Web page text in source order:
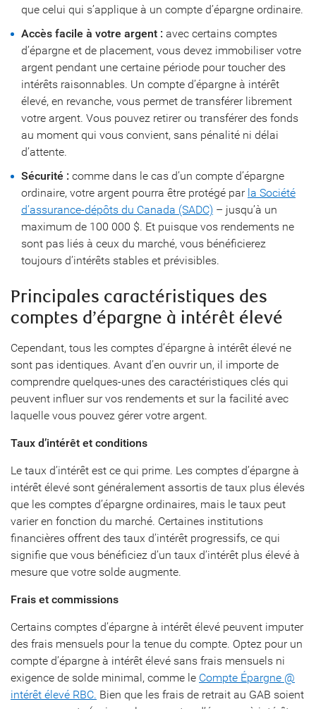
que celui qui s’applique à un compte d’épargne ordinaire.
Accès facile à votre argent : avec certains comptes
d’épargne et de placement, vous devez immobiliser votre
argent pendant une certaine période pour toucher des
intérêts raisonnables. Un compte d’épargne à intérêt
élevé, en revanche, vous permet de transférer librement
votre argent. Vous pouvez retirer ou transférer des fonds
au moment qui vous convient, sans pénalité ni délai
d’attente.
Sécurité : comme dans le cas d’un compte d’épargne
ordinaire, votre argent pourra être protégé par la Société
d’assurance-dépôts du Canada (SADC) – jusqu’à un
maximum de 100 000 $. Et puisque vos rendements ne
sont pas liés à ceux du marché, vous bénéficierez
toujours d’intérêts stables et prévisibles.
Principales caractéristiques des
comptes d’épargne à intérêt élevé
Cependant, tous les comptes d’épargne à intérêt élevé ne
sont pas identiques. Avant d’en ouvrir un, il importe de
comprendre quelques-unes des caractéristiques clés qui
peuvent influer sur vos rendements et sur la facilité avec
laquelle vous pouvez gérer votre argent.
Taux d’intérêt et conditions
Le taux d’intérêt est ce qui prime. Les comptes d’épargne à
intérêt élevé sont généralement assortis de taux plus élevés
que les comptes d’épargne ordinaires, mais le taux peut
varier en fonction du marché. Certaines institutions
financières offrent des taux d’intérêt progressifs, ce qui
signifie que vous bénéficiez d’un taux d’intérêt plus élevé à
mesure que votre solde augmente.
Frais et commissions
Certains comptes d’épargne à intérêt élevé peuvent imputer
des frais mensuels pour la tenue du compte. Optez pour un
compte d’épargne à intérêt élevé sans frais mensuels ni
exigence de solde minimal, comme le Compte Épargne @
intérêt élevé RBC. Bien que les frais de retrait au GAB soient